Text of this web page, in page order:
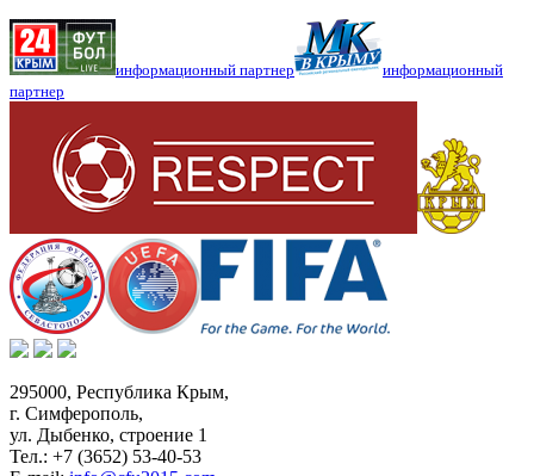
информационный партнер
информационный
партнер
295000, Республика Крым,
г. Симферополь,
ул. Дыбенко, строение 1
Тел.: +7 (3652) 53-40-53